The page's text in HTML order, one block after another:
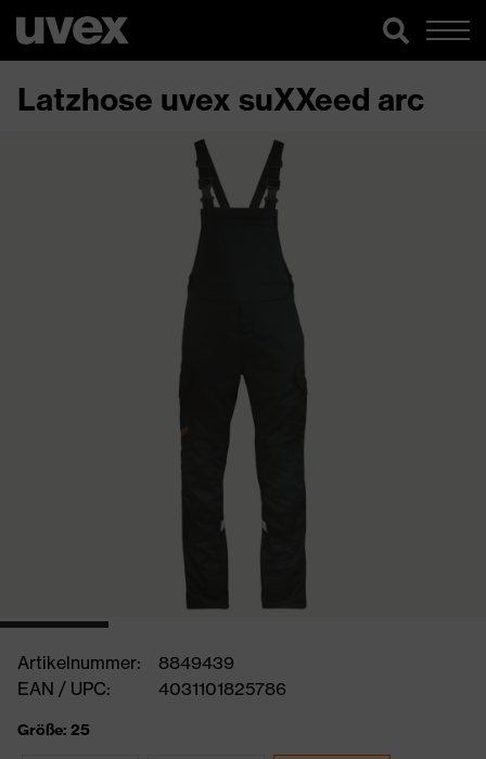
Latzhose uvex suXXeed arc
Artikelnummer:
8849439
EAN / UPC:
4031101825786
Größe: 25